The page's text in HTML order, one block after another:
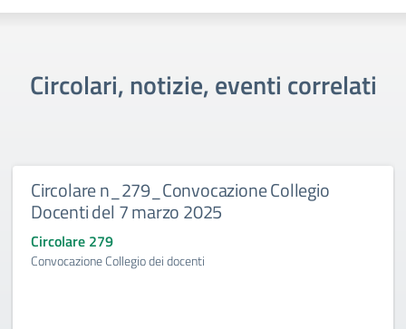
Circolari, notizie, eventi correlati
Circolare n_279_Convocazione Collegio
Docenti del 7 marzo 2025
Circolare 279
Convocazione Collegio dei docenti